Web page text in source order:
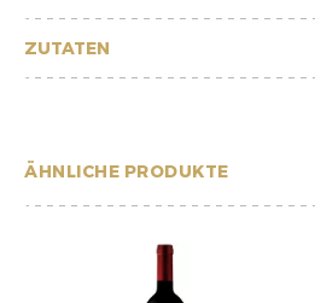
ZUTATEN
ÄHNLICHE PRODUKTE